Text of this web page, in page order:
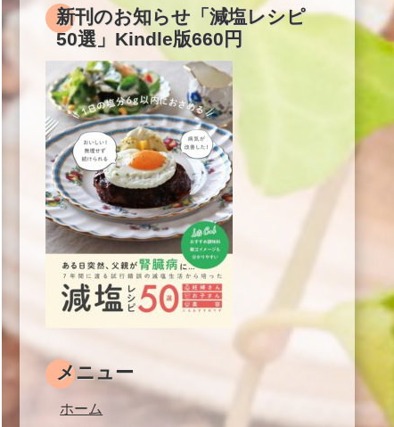
新刊のお知らせ「減塩レシピ
50選」Kindle版660円
メニュー
ホーム